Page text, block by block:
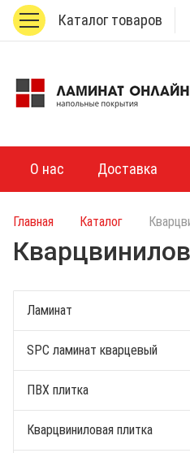
Каталог товаров
О нас Доставка
Главная Каталог
Ламинат
SPC ламинат кварцевый
ПВХ плитка
Кварцвиниловая плитка